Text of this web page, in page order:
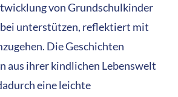
von Grundschulkinder
unterstützen, reflektiert mit
Die Geschichten
aus ihrer kindlichen Lebenswelt
eine leichte